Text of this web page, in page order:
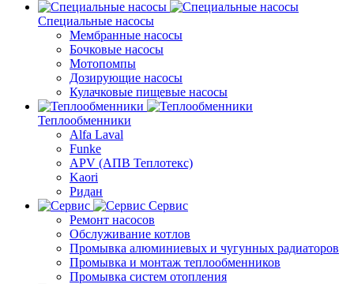
Специальные насосы
Мембранные насосы
Бочковые насосы
Мотопомпы
Дозирующие насосы
Кулачковые пищевые насосы
Теплообменники
Alfa Laval
Funke
APV (АПВ Теплотекс)
Kaori
Ридан
Сервис
Ремонт насосов
Обслуживание котлов
Промывка алюминиевых и чугунных радиаторов
Промывка и монтаж теплообменников
Промывка систем отопления